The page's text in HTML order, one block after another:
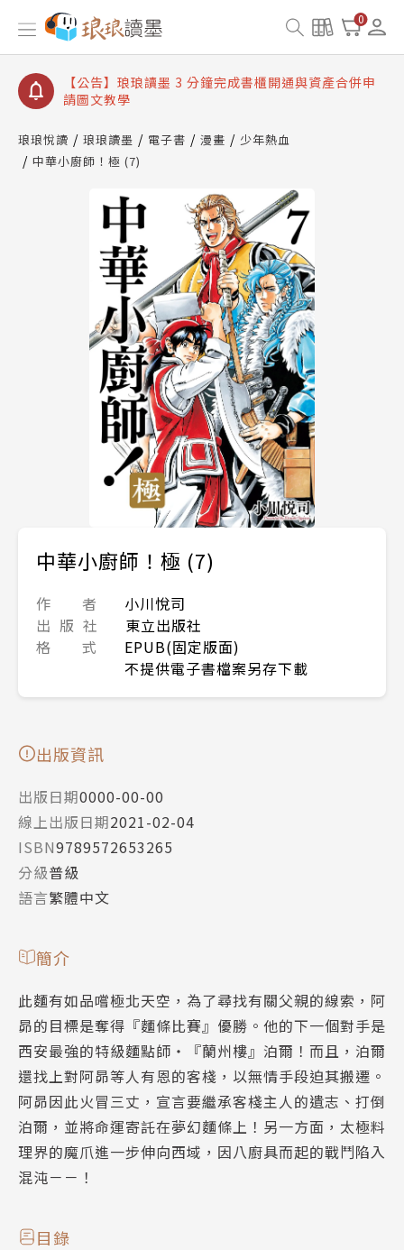
0
【公告】琅琅讀墨數位閱讀資產合併與書櫃開通申請
【公告】琅琅讀墨書櫃開通常見問題
【公告】琅琅讀墨 3 分鐘完成書櫃開通與資產合併申
請圖文教學
查詢
【公告】琅琅讀墨數位閱讀資產合併與書櫃開通申請
琅琅悅讀 琅琅讀墨 電子書 漫畫
少年熱血
中華小廚師！極 (7)
中華小廚師！極 (7)
作 者
小川悅司
出 版 社
東立出版社
格 式
EPUB(固定版面)
不提供電子書檔案另存下載
出版資訊
出版日期0000-00-00
線上出版日期2021-02-04
ISBN9789572653265
分級普級
語言繁體中文
簡介
此麵有如品嚐極北天空，為了尋找有關父親的線索，阿
昴的目標是奪得『麵條比賽』優勝。他的下一個對手是
西安最強的特級麵點師‧『蘭州樓』泊爾！而且，泊爾
還找上對阿昴等人有恩的客棧，以無情手段迫其搬遷。
阿昴因此火冒三丈，宣言要繼承客棧主人的遺志、打倒
泊爾，並將命運寄託在夢幻麵條上！另一方面，太極料
理界的魔爪進一步伸向西域，因八廚具而起的戰鬥陷入
混沌－－！
目錄